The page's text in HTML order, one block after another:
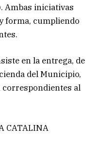
Ambas iniciativas
forma, cumpliendo
en la entrega, de
del Municipio,
correspondientes al
CATALINA